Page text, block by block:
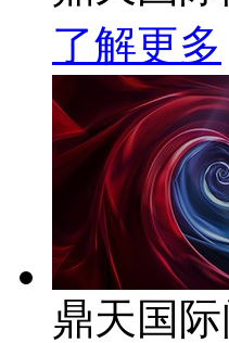
了解更多
鼎天国